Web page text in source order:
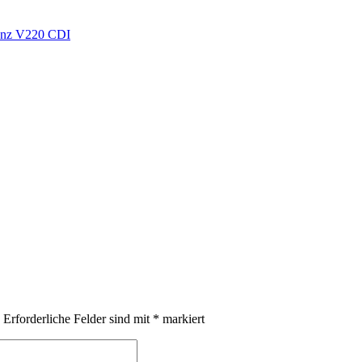
Erforderliche Felder sind mit * markiert